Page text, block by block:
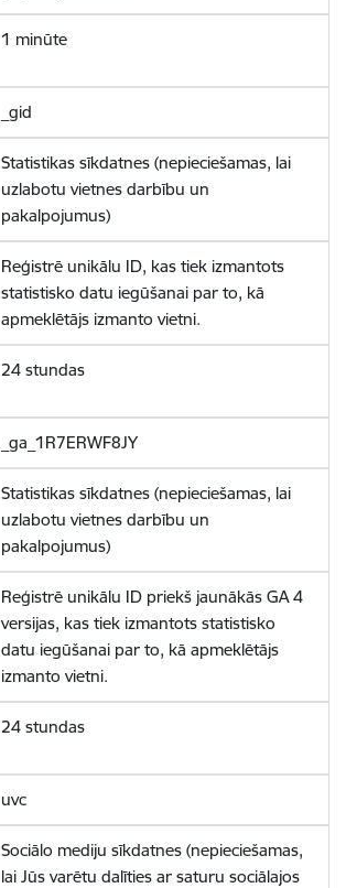
1 minūte
_gid
Statistikas sīkdatnes (nepieciešamas, lai
uzlabotu vietnes darbību un
pakalpojumus)
Reģistrē unikālu ID, kas tiek izmantots
statistisko datu iegūšanai par to, kā
apmeklētājs izmanto vietni.
24 stundas
_ga_1R7ERWF8JY
Statistikas sīkdatnes (nepieciešamas, lai
uzlabotu vietnes darbību un
pakalpojumus)
Reģistrē unikālu ID priekš jaunākās GA 4
versijas, kas tiek izmantots statistisko
datu iegūšanai par to, kā apmeklētājs
izmanto vietni.
24 stundas
uvc
Sociālo mediju sīkdatnes (nepieciešamas,
lai Jūs varētu dalīties ar saturu sociālajos